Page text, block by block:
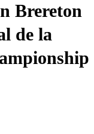
Brereton
de la